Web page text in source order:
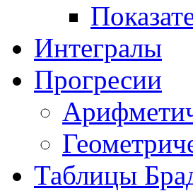
Интегралы
Прогресии
Таблицы